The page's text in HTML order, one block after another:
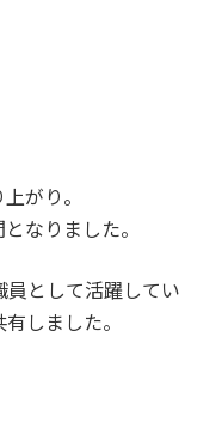
がり。
なりました。
として活躍してい
しました。